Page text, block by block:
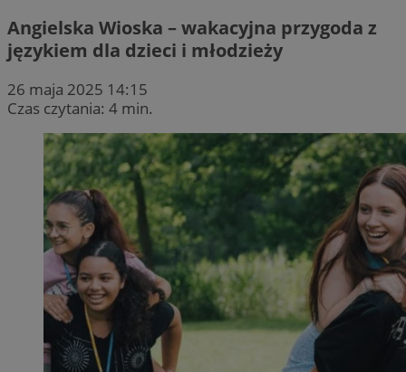
Angielska Wioska – wakacyjna przygoda z
językiem dla dzieci i młodzieży
26 maja 2025 14:15
Czas czytania: 4 min.